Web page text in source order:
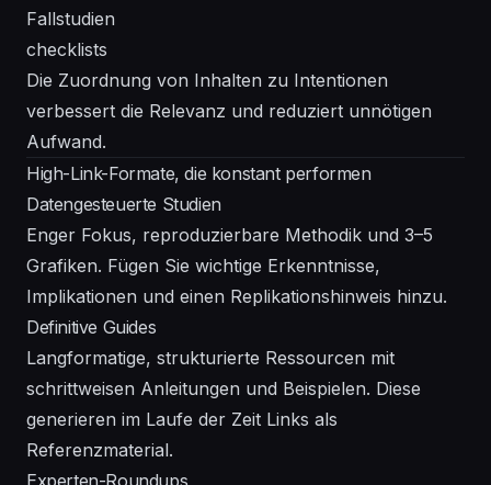
Fallstudien
checklists
Die Zuordnung von Inhalten zu Intentionen
verbessert die Relevanz und reduziert unnötigen
Aufwand.
High-Link-Formate, die konstant performen
Datengesteuerte Studien
Enger Fokus, reproduzierbare Methodik und 3–5
Grafiken. Fügen Sie wichtige Erkenntnisse,
Implikationen und einen Replikationshinweis hinzu.
Definitive Guides
Langformatige, strukturierte Ressourcen mit
schrittweisen Anleitungen und Beispielen. Diese
generieren im Laufe der Zeit Links als
Referenzmaterial.
Experten-Roundups